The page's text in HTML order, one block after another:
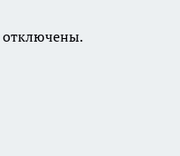
отключены.